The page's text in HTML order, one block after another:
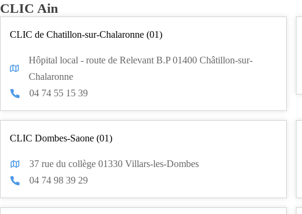
CLIC Ain
CLIC de Chatillon-sur-Chalaronne (01)
Hôpital local - route de Relevant B.P 01400 Châtillon-sur-
Chalaronne
04 74 55 15 39
CLIC Dombes-Saone (01)
37 rue du collège 01330 Villars-les-Dombes
04 74 98 39 29